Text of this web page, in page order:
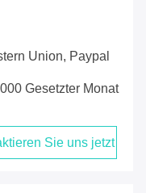
Union, Paypal
Gesetzter Monat
Sie uns jetzt